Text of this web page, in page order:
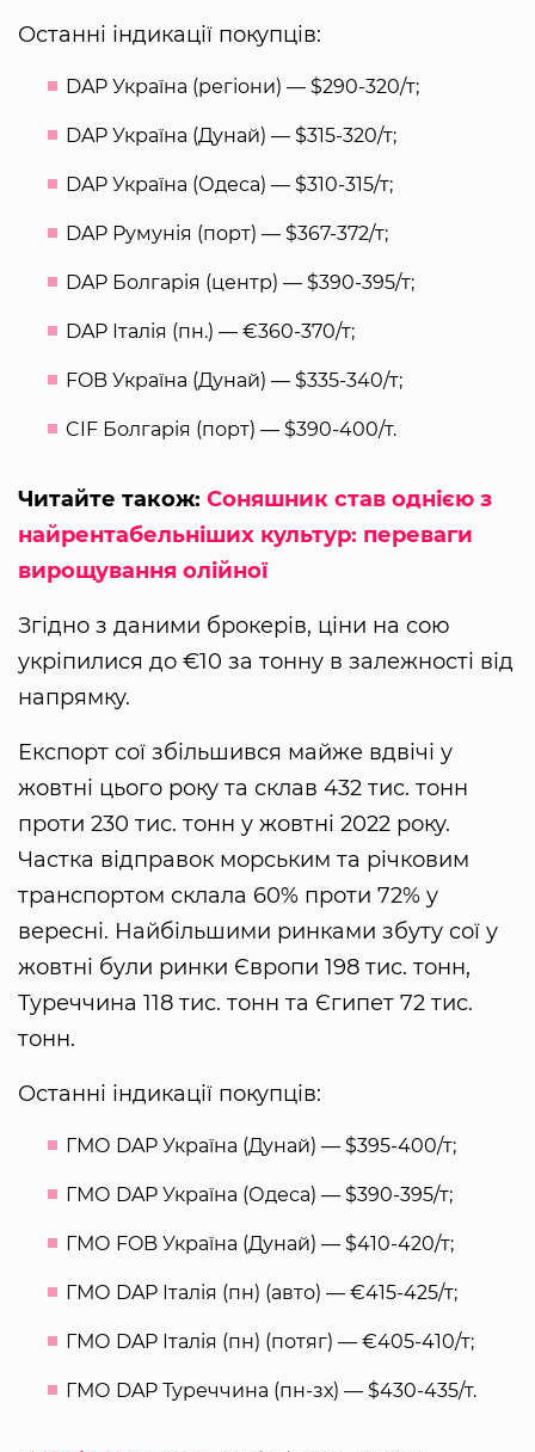
Останні індикації покупців:
DAP Україна (регіони) — $290-320/т;
DAP Україна (Дунай) — $315-320/т;
DAP Україна (Одеса) — $310-315/т;
DAP Румунія (порт) — $367-372/т;
DAP Болгарія (центр) — $390-395/т;
DAP Італія (пн.) — €360-370/т;
FOB Україна (Дунай) — $335-340/т;
CIF Болгарія (порт) — $390-400/т.
Читайте також: Соняшник став однією з
найрентабельніших культур: переваги
вирощування олійної
Згідно з даними брокерів, ціни на сою
укріпилися до €10 за тонну в залежності від
напрямку.
Експорт сої збільшився майже вдвічі у
жовтні цього року та склав 432 тис. тонн
проти 230 тис. тонн у жовтні 2022 року.
Частка відправок морським та річковим
транспортом склала 60% проти 72% у
вересні. Найбільшими ринками збуту сої у
жовтні були ринки Європи 198 тис. тонн,
Туреччина 118 тис. тонн та Єгипет 72 тис.
тонн.
Останні індикації покупців:
ГМО DAP Україна (Дунай) — $395-400/т;
ГМО DAP Україна (Одеса) — $390-395/т;
ГМО FOB Україна (Дунай) — $410-420/т;
ГМО DAP Італія (пн) (авто) — €415-425/т;
ГМО DAP Італія (пн) (потяг) — €405-410/т;
ГМО DAP Туреччина (пн-зх) — $430-435/т.